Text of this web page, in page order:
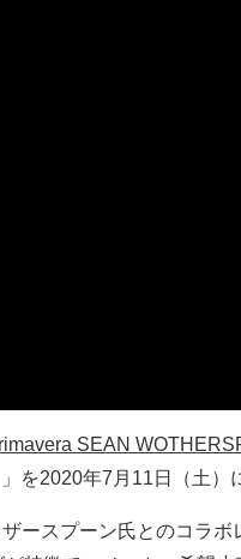
SEAN
を2020年7月11日（土）
ースプーン氏とのコラボ